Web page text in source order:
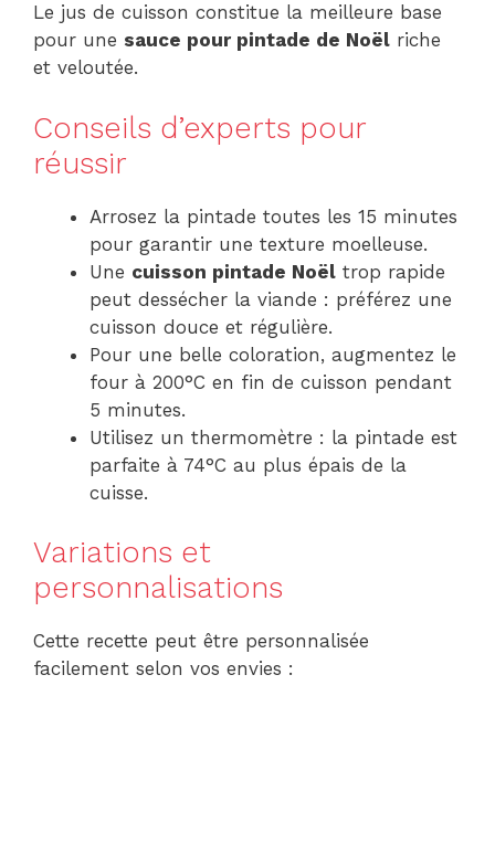
Le jus de cuisson constitue la meilleure base
pour une sauce pour pintade de Noël riche
et veloutée.
Conseils d’experts pour
réussir
Arrosez la pintade toutes les 15 minutes
pour garantir une texture moelleuse.
Une cuisson pintade Noël trop rapide
peut dessécher la viande : préférez une
cuisson douce et régulière.
Pour une belle coloration, augmentez le
four à 200°C en fin de cuisson pendant
5 minutes.
Utilisez un thermomètre : la pintade est
parfaite à 74°C au plus épais de la
cuisse.
Variations et
personnalisations
Cette recette peut être personnalisée
facilement selon vos envies :